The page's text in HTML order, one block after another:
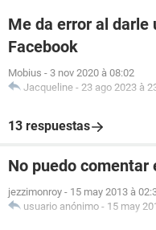
Me da error al darle
Facebook
Mobius - 3 nov 2020 à 08:02
Jacqueline - 23 ago 2023 à
13 respuestas
No puedo comentar
jezzimonroy - 15 may 2013 à
usuario anónimo - 15 may